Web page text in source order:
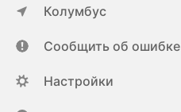
Колумбус
Сообщить об ошибке
Настройки